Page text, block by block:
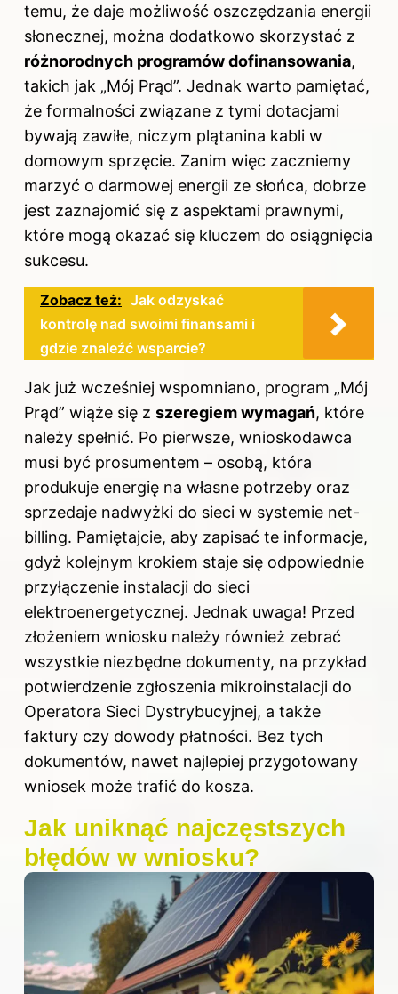
temu, że daje możliwość oszczędzania energii
słonecznej, można dodatkowo skorzystać z
różnorodnych programów dofinansowania,
takich jak „Mój Prąd”. Jednak warto pamiętać,
że formalności związane z tymi dotacjami
bywają zawiłe, niczym plątanina kabli w
domowym sprzęcie. Zanim więc zaczniemy
marzyć o darmowej energii ze słońca, dobrze
jest zaznajomić się z aspektami prawnymi,
które mogą okazać się kluczem do osiągnięcia
sukcesu.
Zobacz też: Jak odzyskać
kontrolę nad swoimi finansami i
gdzie znaleźć wsparcie?
Jak już wcześniej wspomniano, program „Mój
Prąd” wiąże się z szeregiem wymagań, które
należy spełnić. Po pierwsze, wnioskodawca
musi być prosumentem – osobą, która
produkuje energię na własne potrzeby oraz
sprzedaje nadwyżki do sieci w systemie net-
billing. Pamiętajcie, aby zapisać te informacje,
gdyż kolejnym krokiem staje się odpowiednie
przyłączenie instalacji do sieci
elektroenergetycznej. Jednak uwaga! Przed
złożeniem wniosku należy również zebrać
wszystkie niezbędne dokumenty, na przykład
potwierdzenie zgłoszenia mikroinstalacji do
Operatora Sieci Dystrybucyjnej, a także
faktury czy dowody płatności. Bez tych
dokumentów, nawet najlepiej przygotowany
wniosek może trafić do kosza.
Jak uniknąć najczęstszych
błędów w wniosku?